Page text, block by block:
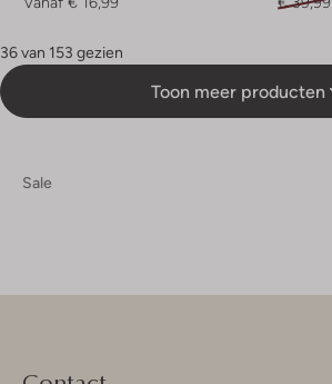
36 van 153 gezien
Toon meer producten
Sale